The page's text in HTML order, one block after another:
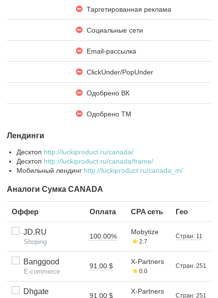
Таргетированная реклама
Социальные сети
Email-рассылка
ClickUnder/PopUnder
Одобрено ВК
Одобрено ТМ
Лендинги
Десктоп http://luckiproduct.ru/canada/
Десктоп http://luckiproduct.ru/canada/frame/
Мобильный лендинг http://luckiproduct.ru/canada_m/
Аналоги Сумка CANADA
Оффер Оплата CPA сеть Гео
JD.RU
Shoping
100.00%
Mobytize
2.7
Стран: 11
Banggood
E-commerce
91.00 $
X-Partners
0.0
Стран: 251
Dhgate 91.00 $
X-Partners
Стран: 251